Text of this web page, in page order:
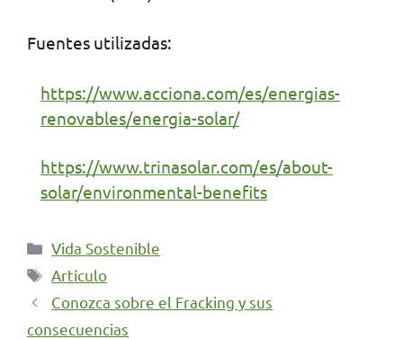
Fuentes utilizadas:
https://www.acciona.com/es/energias-
renovables/energia-solar/
https://www.trinasolar.com/es/about-
solar/environmental-benefits
Categorías
Vida Sostenible
Etiquetas
Artículo
Conozca sobre el Fracking y sus
consecuencias